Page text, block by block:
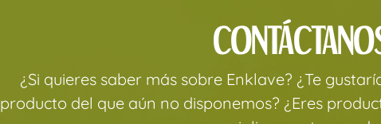
¿Si quieres saber más sobre Enklave? ¿Te
producto del que aún no disponemos? ¿Eres